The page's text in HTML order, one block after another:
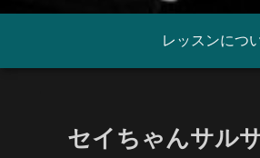
レッスンにつ
セイちゃんサル